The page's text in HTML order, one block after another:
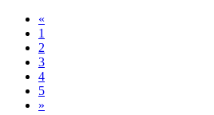
«
1
2
3
4
5
»